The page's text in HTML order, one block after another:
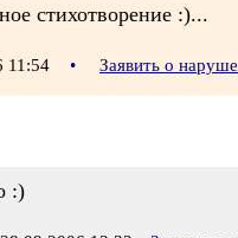
стихотворение :)...
11:54 • Заявить о
:)